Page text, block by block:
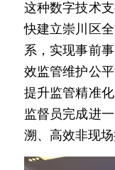
这种数字技术
快建立崇川区
系，实现事前
效监管维护公
提升监管精准
监督员完成进
溯、高效非现场